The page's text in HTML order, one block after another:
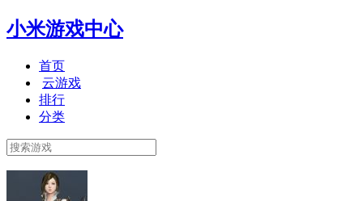
小米游戏中心
首页
云游戏
排行
分类